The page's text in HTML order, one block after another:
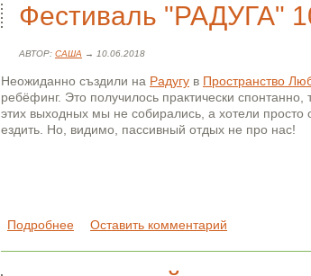
Фестиваль "РАДУГА"
АВТОР: САША → 10.06.2018
Неожиданно създили на Радугу в Пространство
ребёфинг. Это получилось практически спонтанно,
этих выходных мы не собирались, а хотели просто
ездить. Но, видимо, пассивный отдых не про нас!
Подробнее о Фестиваль "РАДУГА" 10-12 июня 2018
Оставить комментарий